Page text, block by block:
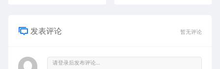
发表评论 暂无评论